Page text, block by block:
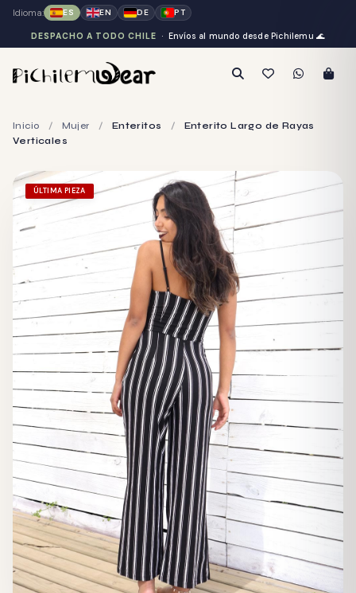
Idioma: ES EN DE PT
DESPACHO A TODO CHILE · Envíos al mundo desde Pichilemu🌊
Inicio / Mujer / Enteritos /
Enterito Largo de Rayas
Verticales
ÚLTIMA PIEZA